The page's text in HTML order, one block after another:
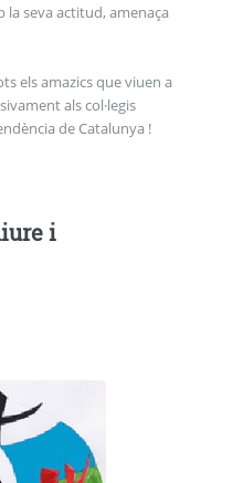
la seva actitud, amenaça
els amazics que viuen a
als col·legis
de Catalunya !
i